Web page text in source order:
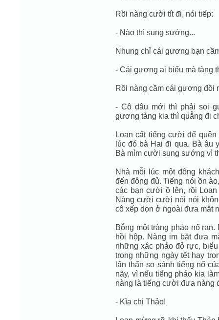
Rồi nàng cười tít đi, nói tiếp:
- Nào thì sung sướng...
Nhung chỉ cái gương bạn
- Cái gương ai biếu mà tàng
Rồi nàng cầm cái gương đồi
- Cô dâu mới thì phải soi
gương tàng kia thì quẳng đi
Loan cất tiếng cười để
lúc đó bà Hai đi qua. Bà âu
Bà mỉm cười sung sướng vì
Nhà mỗi lúc một đông
đến đông đủ. Tiếng nói ồn
các bạn cười ồ lên, rồi
Nàng cười cười nói nói
cô xếp dọn ở ngoài đưa mắt
Bỗng một tràng pháo nổ
hồi hộp. Nàng im bặt đưa
những xác pháo đỏ rực,
trong những ngày tết hay
lẩn thẩn so sánh tiếng nổ
nãy, vì nếu tiếng pháo kia
nàng là tiếng cười đưa nàng
- Kìa chị Thảo!